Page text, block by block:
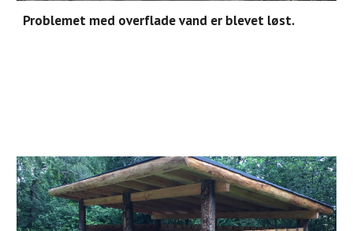
Problemet med overflade vand er blevet løst.